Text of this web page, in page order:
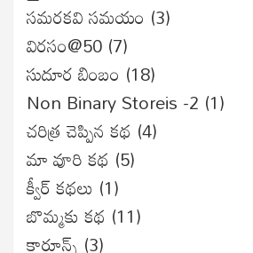
సమరకవి సమయం (3)
విరసం@50 (7)
సుదూర బింబం (18)
Non Binary Storeis -2 (1)
చరిత్ర చెప్పిన కథ (4)
మా వూరి కథ (5)
క్వీర్ కథలు (1)
బొమ్మకు కథ (11)
కార్టూన్స్ (3)